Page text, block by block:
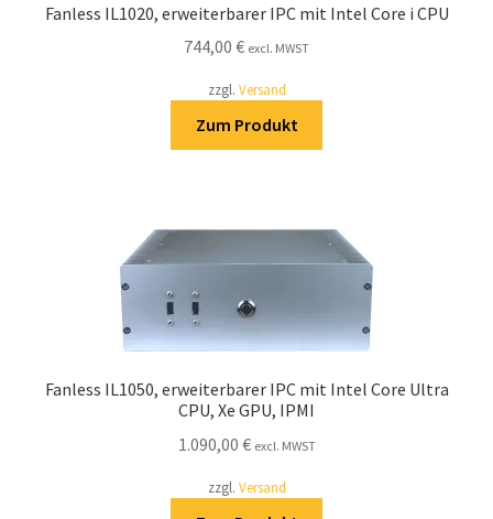
Fanless IL1020, erweiterbarer IPC mit Intel Core i CPU
744,00 € excl. MWST
zzgl. Versand
Zum Produkt
Fanless IL1050, erweiterbarer IPC mit Intel Core Ultra
CPU, Xe GPU, IPMI
1.090,00 € excl. MWST
zzgl. Versand